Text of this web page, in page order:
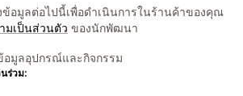
อมูลต่อไปนี้เพื่อดำเนินการในร้านค้าของคุณ
มเป็นส่วนตัว ของนักพัฒนา
มูลอุปกรณ์และกิจกรรม
ร่วม: